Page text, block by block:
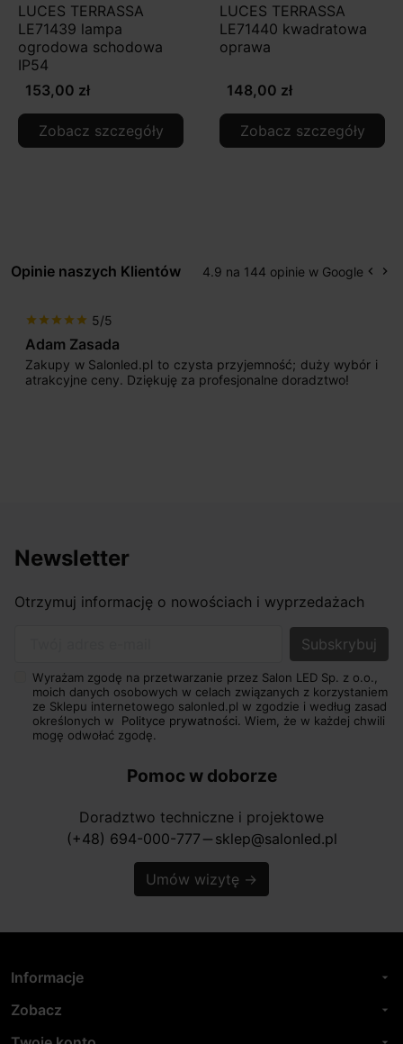
LUCES TERRASSA
LE71439 lampa
ogrodowa schodowa
IP54
153,00 zł
Zobacz szczegóły
LUCES TERRASSA
LE71440 kwadratowa
oprawa
148,00 zł
Zobacz szczegóły
Opinie naszych Klientów 4.9 na 144 opinie w Google keyboard_arrow_left keyboard_arrow_right
i
starstarstarstar
Max777
Jestem bardzo zadowolony. Przede wszystkim
początku uderzyło mnie profesjonalne
Newsletter
Otrzymuj informację o nowościach i wyprzedażach
Wyrażam zgodę na przetwarzanie przez Salon LED Sp. z o.o.,
moich danych osobowych w celach związanych z korzystaniem
ze Sklepu internetowego salonled.pl w zgodzie i według zasad
określonych w Polityce prywatności. Wiem, że w każdej chwili
mogę odwołać zgodę.
Pomoc w doborze
Doradztwo techniczne i projektowe
(+48) 694-000-777 horizontal_rule sklep@salonled.pl
Umów wizytę →
Informacje arrow_drop_down
Zobacz arrow_drop_down